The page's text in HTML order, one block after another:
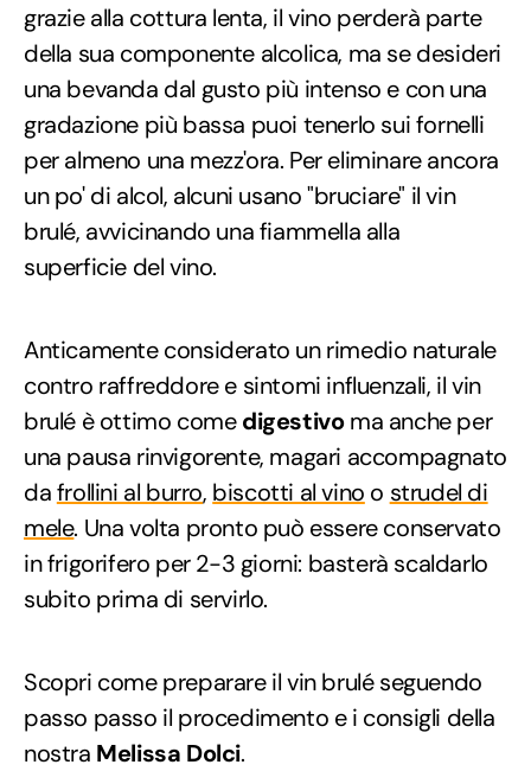
grazie alla cottura lenta, il vino perderà parte
della sua componente alcolica, ma se desideri
una bevanda dal gusto più intenso e con una
gradazione più bassa puoi tenerlo sui fornelli
per almeno una mezz'ora. Per eliminare ancora
un po' di alcol, alcuni usano "bruciare" il vin
brulé, avvicinando una fiammella alla
superficie del vino.
Anticamente considerato un rimedio naturale
contro raffreddore e sintomi influenzali, il vin
brulé è ottimo comedigestivoma anche per
una pausa rinvigorente, magari accompagnato
dafrollini al burro, biscotti al vino o strudel di
mele. Una volta pronto può essere conservato
in frigorifero per 2-3 giorni: basterà scaldarlo
subito prima di servirlo.
Scopri come preparare il vin brulé seguendo
passo passo il procedimento e i consigli della
nostra Melissa Dolci.